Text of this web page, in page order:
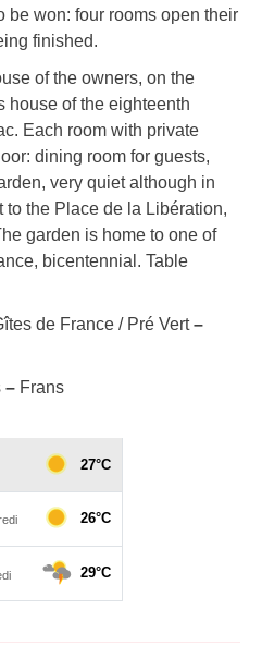
be won: four rooms open their
finished.
of the owners, on the
house of the eighteenth
Each room with private
dining room for guests,
very quiet although in
to the Place de la Libération,
garden is home to one of
bicentennial. Table
de France / Pré Vert–
– Frans